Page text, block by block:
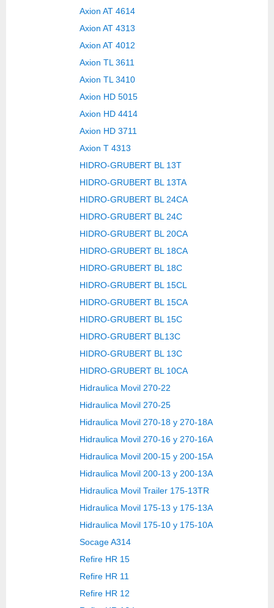
Axion AT 4614
Axion AT 4313
Axion AT 4012
Axion TL 3611
Axion TL 3410
Axion HD 5015
Axion HD 4414
Axion HD 3711
Axion T 4313
HIDRO-GRUBERT BL 13T
HIDRO-GRUBERT BL 13TA
HIDRO-GRUBERT BL 24CA
HIDRO-GRUBERT BL 24C
HIDRO-GRUBERT BL 20CA
HIDRO-GRUBERT BL 18CA
HIDRO-GRUBERT BL 18C
HIDRO-GRUBERT BL 15CL
HIDRO-GRUBERT BL 15CA
HIDRO-GRUBERT BL 15C
HIDRO-GRUBERT BL13C
HIDRO-GRUBERT BL 13C
HIDRO-GRUBERT BL 10CA
Hidraulica Movil 270-22
Hidraulica Movil 270-25
Hidraulica Movil 270-18 y 270-18A
Hidraulica Movil 270-16 y 270-16A
Hidraulica Movil 200-15 y 200-15A
Hidraulica Movil 200-13 y 200-13A
Hidraulica Movil Trailer 175-13TR
Hidraulica Movil 175-13 y 175-13A
Hidraulica Movil 175-10 y 175-10A
Socage A314
Refire HR 15
Refire HR 11
Refire HR 12